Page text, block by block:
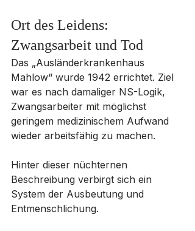
Ort des Leidens:
Zwangsarbeit und Tod
Das „Ausländerkrankenhaus
Mahlow“ wurde 1942 errichtet. Ziel
war es nach damaliger NS-Logik,
Zwangsarbeiter mit möglichst
geringem medizinischem Aufwand
wieder arbeitsfähig zu machen.
Hinter dieser nüchternen
Beschreibung verbirgt sich ein
System der Ausbeutung und
Entmenschlichung.